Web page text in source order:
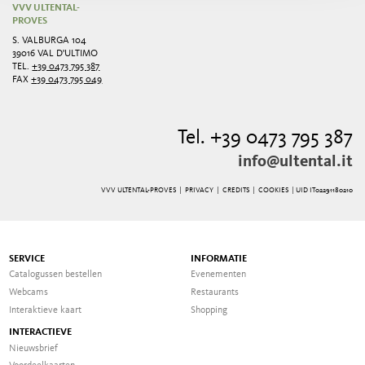
VVV ULTENTAL-
PROVES
S. VALBURGA 104
39016 VAL D'ULTIMO
TEL.+39 0473 795 387
FAX+39 0473 795 049
Tel. +39 0473 795 387
info@ultental.it
VVV ULTENTAL-PROVES | PRIVACY| CREDITS| COOKIES | UID IT02291180210
SERVICE
Catalogussen bestellen
Webcams
Interaktieve kaart
INFORMATIE
Evenementen
Restaurants
Shopping
INTERACTIEVE
Nieuwsbrief